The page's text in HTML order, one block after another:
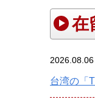
在
2026.08.06
台湾の「